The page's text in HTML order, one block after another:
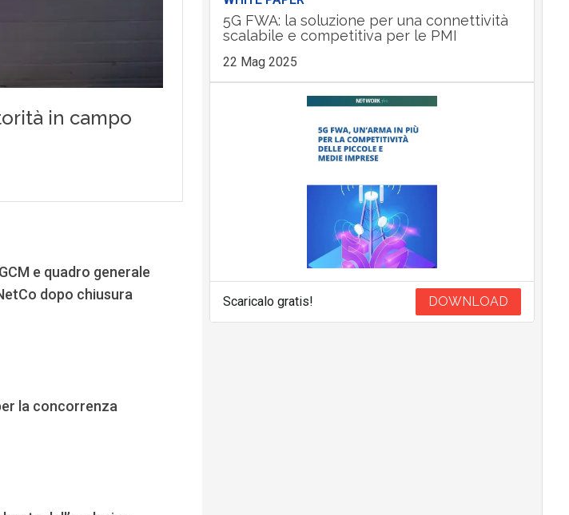
e quadro generale
dopo chiusura
la concorrenza
5G FWA: la soluzione per una connettività
scalabile e competitiva per le PMI
22 Mag 2025
Scaricalo gratis! DOWNLOAD